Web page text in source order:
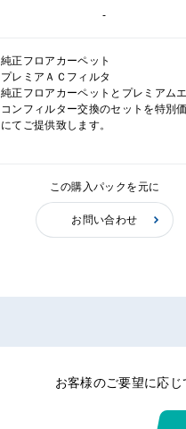
-
純正フロアカーペット
プレミアＡＣフィルタ
純正フロアカーペットとプレミアム
コンフィルター交換のセットを特別
にてご提供致します。
この購入パックを元に
お問い合わせ
お客様のご要望に応